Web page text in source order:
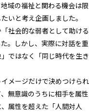
域の福祉と関わる機会は限
いと考え企画しました。
社会的な弱者として助ける
。しかし、実際に対話を重
ではなく「同じ時代を生き
メージだけで決めつけられ
無意識のうちに相手を属性
属性を超えた「人間対人